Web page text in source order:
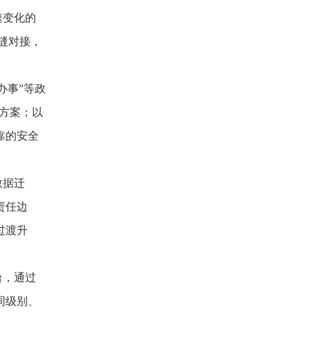
化的
对接，
事”等政
案；以
的安全
据迁
任边
渡升
通过
别、